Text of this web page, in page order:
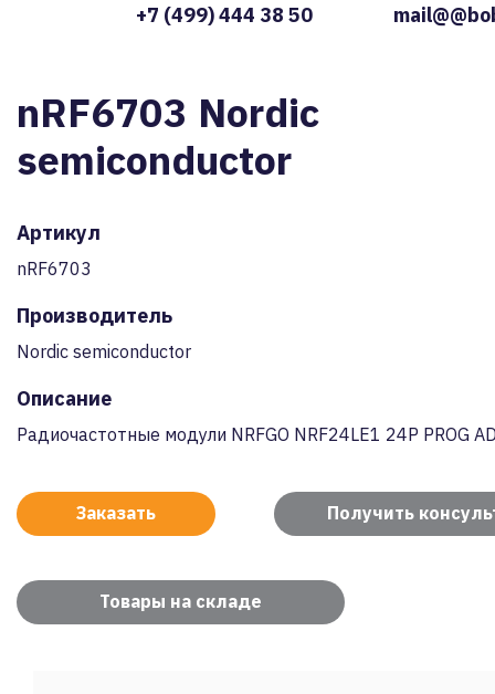
+7 (499) 444 38 50
nRF6703 Nordic
semiconductor
Артикул
nRF6703
Производитель
Nordic semiconductor
Описание
Радиочастотные модули NRFGO NRF24LE1 24P PROG
Заказать Получить
Товары на складе